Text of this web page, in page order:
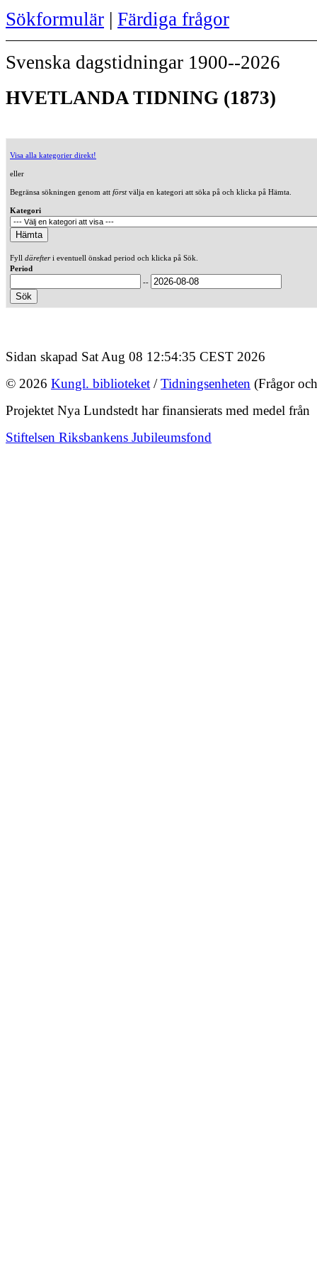
Sökformulär | Färdiga frågor
Svenska dagstidningar 1900--2026
HVETLANDA TIDNING (1873)
Visa alla kategorier direkt!
eller
Begränsa sökningen genom att förstvälja en kategori att söka på och klicka på Hämta.
Kategori
Fyll därefteri eventuell önskad period och klicka på Sök.
Period
--
Sidan skapad Sat Aug 08 12:54:35 CEST 2026
© 2026 Kungl. biblioteket /Tidningsenheten (Frågor
Projektet Nya Lundstedt har finansierats med medel från
Stiftelsen Riksbankens Jubileumsfond